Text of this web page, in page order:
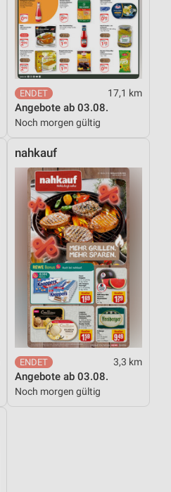
17,1 km
Angebote ab 03.08.
Noch morgen gültig
nahkauf
3,3 km
Angebote ab 03.08.
Noch morgen gültig